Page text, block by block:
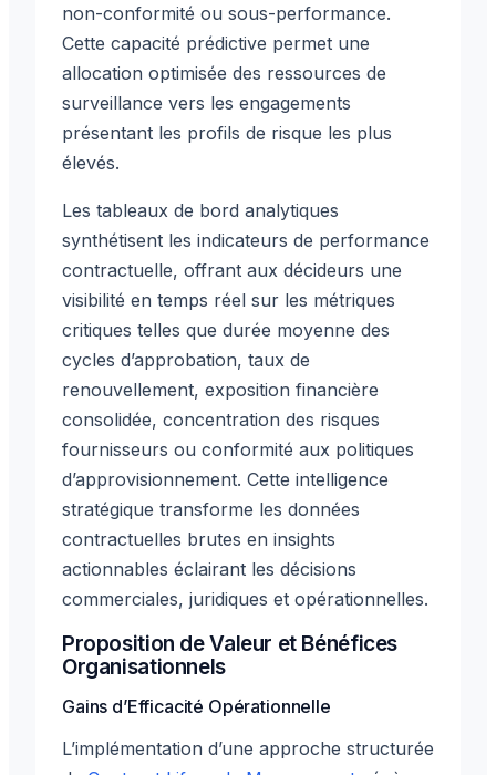
non-conformité ou sous-performance.
Cette capacité prédictive permet une
allocation optimisée des ressources de
surveillance vers les engagements
présentant les profils de risque les plus
élevés.
Les tableaux de bord analytiques
synthétisent les indicateurs de performance
contractuelle, offrant aux décideurs une
visibilité en temps réel sur les métriques
critiques telles que durée moyenne des
cycles d’approbation, taux de
renouvellement, exposition financière
consolidée, concentration des risques
fournisseurs ou conformité aux politiques
d’approvisionnement. Cette intelligence
stratégique transforme les données
contractuelles brutes en insights
actionnables éclairant les décisions
commerciales, juridiques et opérationnelles.
Proposition de Valeur et Bénéfices
Organisationnels
Gains d’Efficacité Opérationnelle
L’implémentation d’une approche structurée